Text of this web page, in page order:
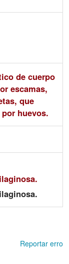
de cuerpo
escamas,
que
huevos.
Reportar erro